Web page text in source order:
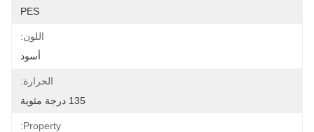
PES
اللون:
أسود
الحرارة:
135 درجة مئوية
Property: